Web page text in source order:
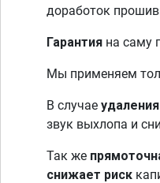
доработок
Гарантия на саму
Мы применяем
В случае
звук выхлопа и
Так же
снижает риск